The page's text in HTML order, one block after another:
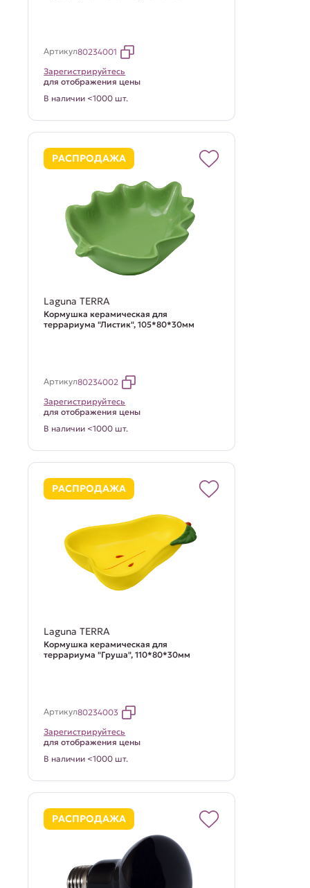
Артикул80234001
Зарегистрируйтесь
для отображения цены
В наличии <1000 шт.
РАСПРОДАЖА
Laguna TERRA
Кормушка керамическая для
террариума "Листик", 105*80*30мм
Артикул80234002
Зарегистрируйтесь
для отображения цены
В наличии <1000 шт.
РАСПРОДАЖА
Laguna TERRA
Кормушка керамическая для
террариума "Груша", 110*80*30мм
Артикул80234003
Зарегистрируйтесь
для отображения цены
В наличии <1000 шт.
РАСПРОДАЖА